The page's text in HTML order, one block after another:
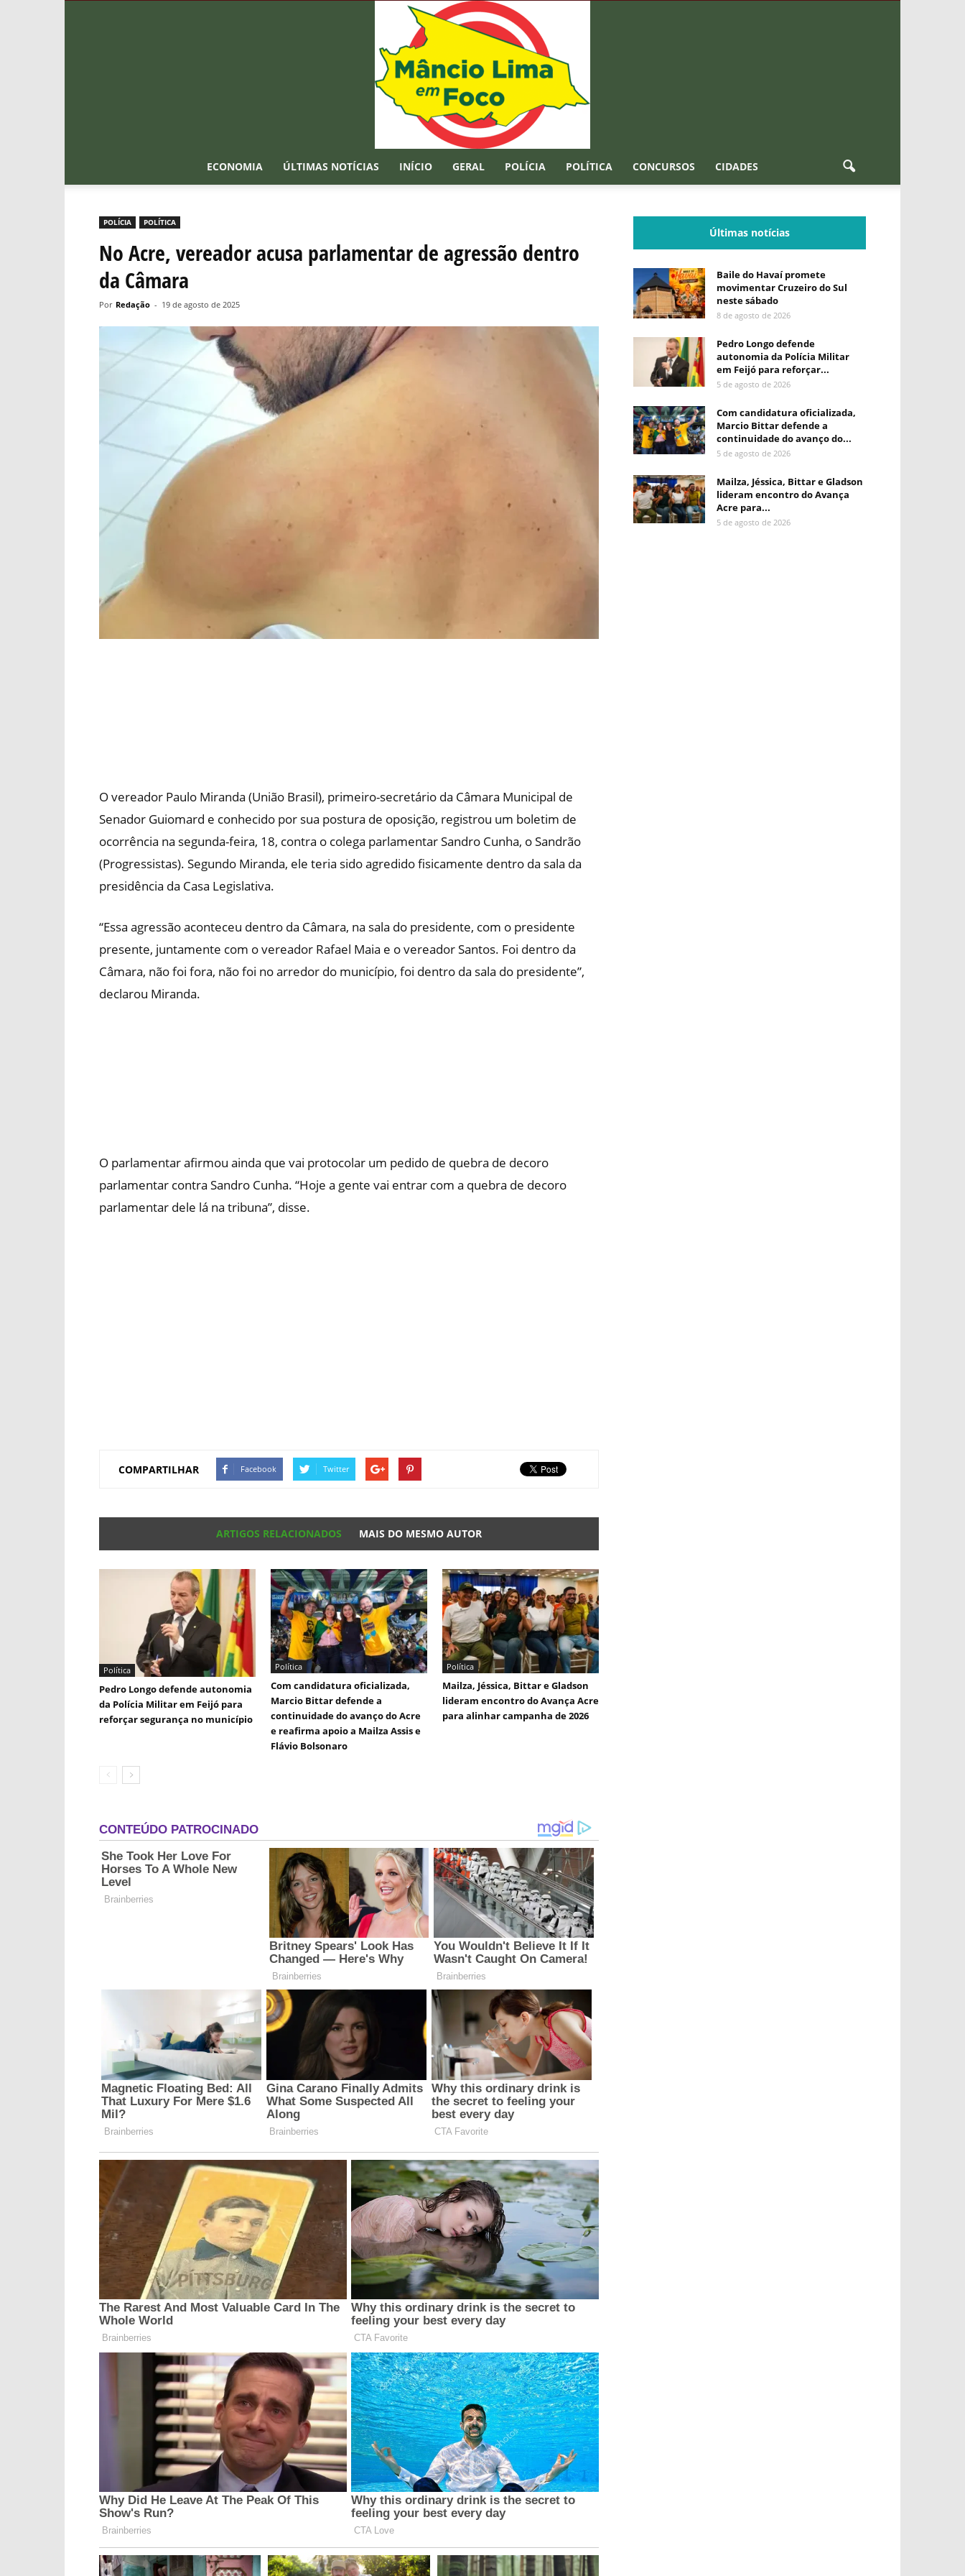
ECONOMIA ÚLTIMAS NOTÍCIAS INÍCIO GERAL POLÍCIA POLÍTICA CONCURSOS CIDADES
POLÍCIA POLÍTICA
No Acre, vereador acusa parlamentar de agressão dentro
da Câmara
Por Redação - 19 de agosto de 2025
O vereador Paulo Miranda (União Brasil), primeiro-secretário da Câmara Municipal de
Senador Guiomard e conhecido por sua postura de oposição, registrou um boletim de
ocorrência na segunda-feira, 18, contra o colega parlamentar Sandro Cunha, o Sandrão
(Progressistas). Segundo Miranda, ele teria sido agredido fisicamente dentro da sala da
presidência da Casa Legislativa.
“Essa agressão aconteceu dentro da Câmara, na sala do presidente, com o presidente
presente, juntamente com o vereador Rafael Maia e o vereador Santos. Foi dentro da
Câmara, não foi fora, não foi no arredor do município, foi dentro da sala do presidente”,
declarou Miranda.
O parlamentar afirmou ainda que vai protocolar um pedido de quebra de decoro
parlamentar contra Sandro Cunha. “Hoje a gente vai entrar com a quebra de decoro
parlamentar dele lá na tribuna”, disse.
COMPARTILHAR Facebook Twitter
ARTIGOS RELACIONADOS MAIS DO MESMO AUTOR
Política
Pedro Longo defende autonomia
da Polícia Militar em Feijó para
reforçar segurança no município
Política
Com candidatura oficializada,
Marcio Bittar defende a
continuidade do avanço do Acre
e reafirma apoio a Mailza Assis e
Flávio Bolsonaro
Política
Mailza, Jéssica, Bittar e Gladson
lideram encontro do Avança Acre
para alinhar campanha de 2026
Últimas notícias
Baile do Havaí promete
movimentar Cruzeiro do Sul
neste sábado
8 de agosto de 2026
Pedro Longo defende
autonomia da Polícia Militar
em Feijó para reforçar...
5 de agosto de 2026
Com candidatura oficializada,
Marcio Bittar defende a
continuidade do avanço do...
5 de agosto de 2026
Mailza, Jéssica, Bittar e Gladson
lideram encontro do Avança
Acre para...
5 de agosto de 2026